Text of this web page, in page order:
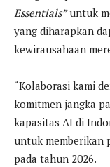
Essentials”untuk
yang diharapkan
kewirausahaan
“Kolaborasi kami
komitmen jangka
kapasitas AI di
untuk memberikan
pada tahun 2026.